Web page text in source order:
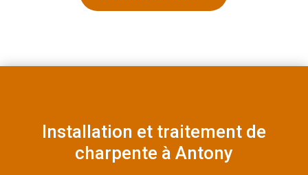
Installation et traitement de
charpente à Antony